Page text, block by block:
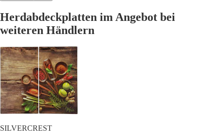
Herdabdeckplatten im Angebot bei
weiteren Händlern
SILVERCREST